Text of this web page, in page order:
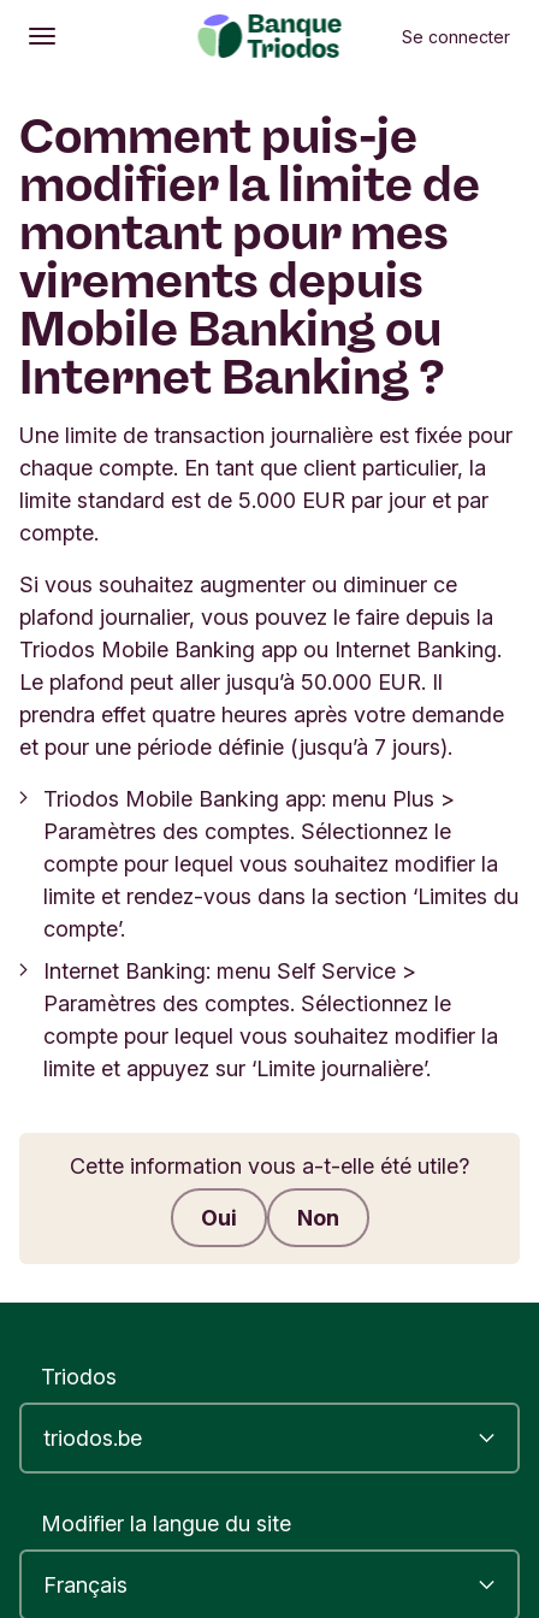
Ouvrir
Menu principal Se connecter
Comment puis-je
modifier la limite de
montant pour mes
virements depuis
Mobile Banking ou
Internet Banking ?
Une limite de transaction journalière est fixée pour
chaque compte. En tant que client particulier, la
limite standard est de 5.000 EUR par jour et par
compte.
Si vous souhaitez augmenter ou diminuer ce
plafond journalier, vous pouvez le faire depuis la
Triodos Mobile Banking app ou Internet Banking.
Le plafond peut aller jusqu’à 50.000 EUR. Il
prendra effet quatre heures après votre demande
et pour une période définie (jusqu’à 7 jours).
Triodos Mobile Banking app: menu Plus >
Paramètres des comptes. Sélectionnez le
compte pour lequel vous souhaitez modifier la
limite et rendez-vous dans la section ‘Limites du
compte’.
Internet Banking: menu Self Service >
Paramètres des comptes. Sélectionnez le
compte pour lequel vous souhaitez modifier la
limite et appuyez sur ‘Limite journalière’.
Cette information vous a-t-elle été utile?
Oui Non
Triodos
Modifier la langue du site